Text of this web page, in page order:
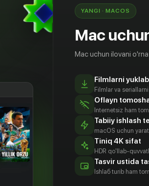
16 +
Жанна д'Арк
YANGI · MACOS
Mac
Mac uchun ilovani
Filmlarni
Filmlar va
Oflayn
Internetsiz ham
Tabiiy ishlash
macOS uchun
Tiniq 4K sifat
HDR qo'llab-
Tasvir ustida
Ishlаб turib ham